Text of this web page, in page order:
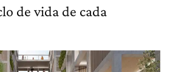
de vida de cada